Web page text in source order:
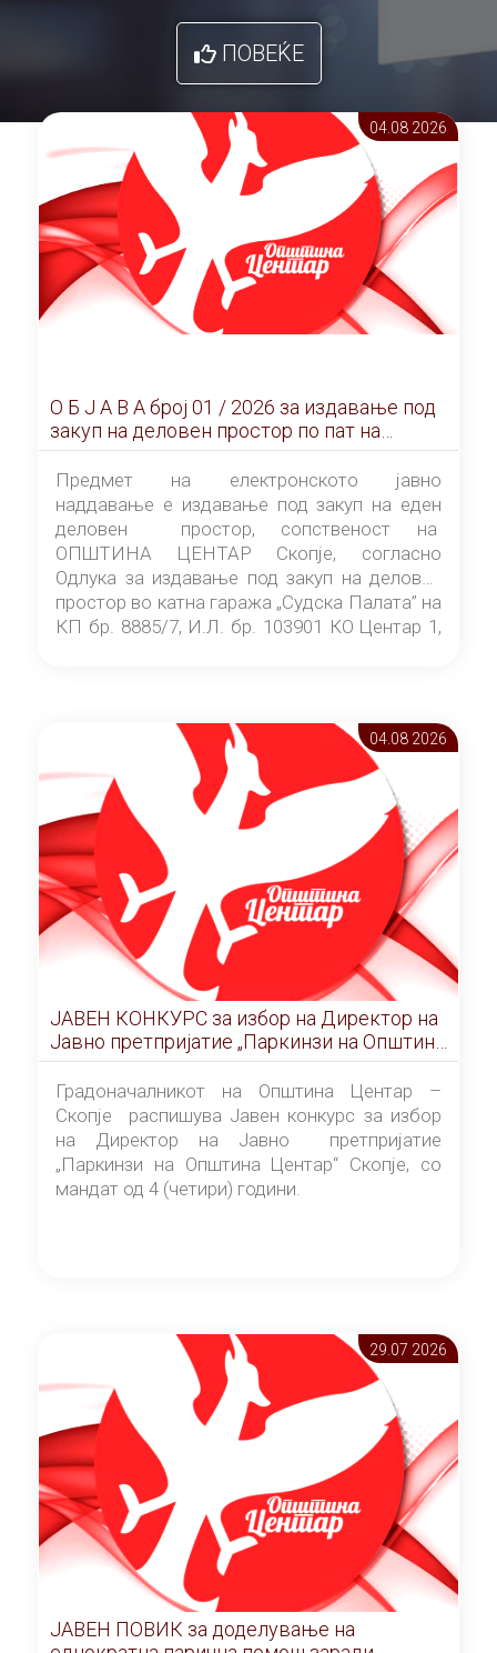
ПОВЕЌЕ
04.08 2026
О Б Ј А В А брoj 01 / 2026 за издавање под
закуп на деловен простор по пат на
ЕЛЕКТРОНСКО ЈАВНО НАДДАВАЊЕ
Предмет на електронското јавно
наддавање е издавање под закуп на еден
деловен простор, сопственост на
ОПШТИНА ЦЕНТАР Скопје, согласно
Одлука за издавање под закуп на деловен
простор во катна гаража „Судска Палата” на
КП бр. 8885/7, И.Л. бр. 103901 КО Центар 1,
Скопје” број 9/2026), за времетраење од 3
(три) години од денот на потпишувањето на
Договорот за закуп со најповолниот
понудувач.
04.08 2026
ЈАВЕН КОНКУРС за избор на Директор на
Јавно претпријатие „Паркинзи на Општина
Центар“ – Скопје
Градоначалникот на Општина Центар –
Скопје распишува Јавен конкурс за избор
на Директор на Јавно претпријатие
„Паркинзи на Општина Центар“ Скопје, со
мандат од 4 (четири) години.
29.07 2026
ЈАВЕН ПОВИК за доделување на